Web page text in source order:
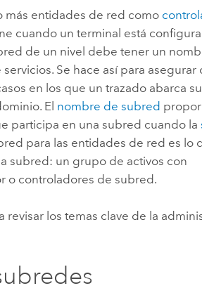
más entidades de red como
cuando un terminal está
de un nivel debe tener un
Se hace así para asegurar
en los que un trazado abarca
El nombre de subred
participa en una subred cuando la
para las entidades de red es lo
subred: un grupo de activos con
o controladores de subred.
revisar los temas clave de la